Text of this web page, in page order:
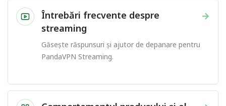
→
Întrebări frecvente despre
streaming
Găsește răspunsuri și ajutor de depanare pentru
PandaVPN Streaming.